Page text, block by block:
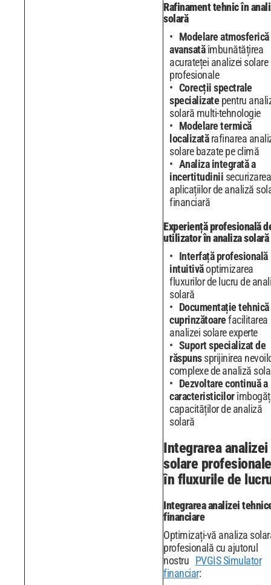
Rafinament tehnic în
solară
Modelare atmosferică
avansatăîmbunătățirea
acurateței analizei solare
profesionale
Corecții spectrale
specializate pentru
solară multi-tehnologie
Modelare termică
localizatărafinarea
solare bazate pe climă
Analiza integrată a
incertitudinii securizarea
aplicațiilor de analiză
financiară
Experiență profesională
utilizator în analiza solară
Interfață profesională
intuitivăoptimizarea
fluxurilor de lucru de
solară
Documentație tehnică
cuprinzătoarefacilitarea
analizei solare experte
Suport specializat de
răspunssprijinirea
complexe de analiză
Dezvoltare continuă a
caracteristicilor
capacităților de analiză
solară
Integrarea analizei
solare profesionale
în fluxurile de
Integrarea analizei
financiare
Optimizați-vă analiza
profesională cu ajutorul
nostru PVGIS Simulator
financiar: